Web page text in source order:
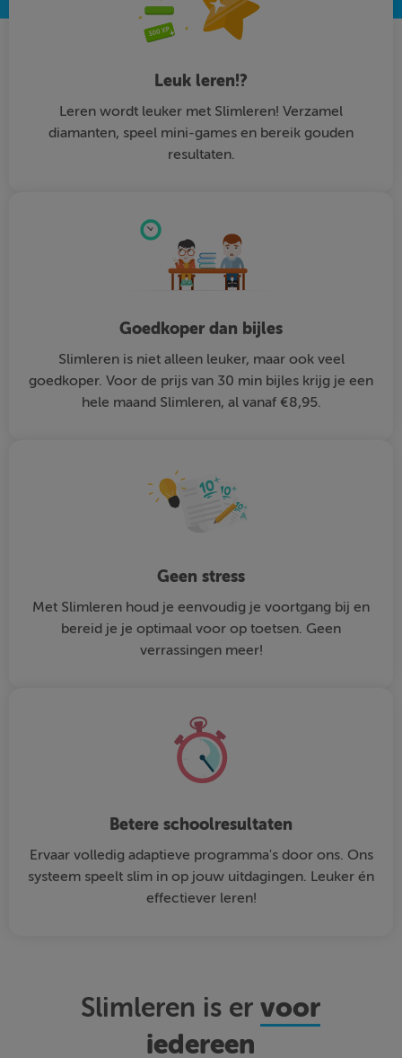
Leuk leren!?
Leren wordt leuker met Slimleren! Verzamel
diamanten, speel mini-games en bereik gouden
resultaten.
Goedkoper dan bijles
Slimleren is niet alleen leuker, maar ook veel
goedkoper. Voor de prijs van 30 min bijles krijg je een
hele maand Slimleren, al vanaf €8,95.
Geen stress
Met Slimleren houd je eenvoudig je voortgang bij en
bereid je je optimaal voor op toetsen. Geen
verrassingen meer!
Betere schoolresultaten
Ervaar volledig adaptieve programma's door ons. Ons
systeem speelt slim in op jouw uitdagingen. Leuker én
effectiever leren!
Slimleren is ervoor
iedereen